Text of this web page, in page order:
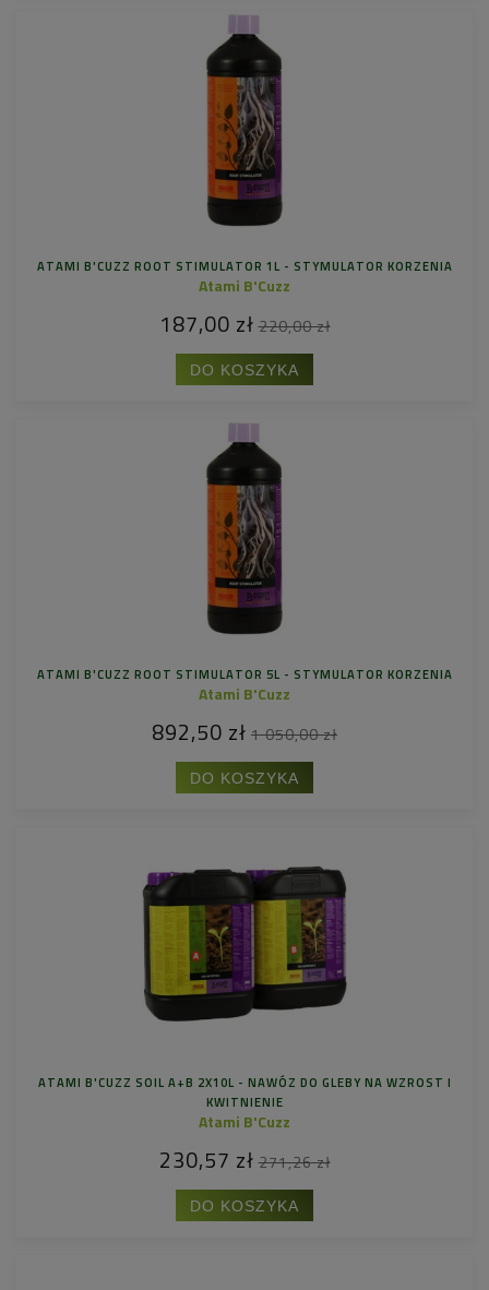
ATAMI B'CUZZ ROOT STIMULATOR 1L - STYMULATOR KORZENIA
Atami B'Cuzz
187,00 zł 220,00 zł
DO KOSZYKA
ATAMI B'CUZZ ROOT STIMULATOR 5L - STYMULATOR KORZENIA
Atami B'Cuzz
892,50 zł 1 050,00 zł
DO KOSZYKA
ATAMI B'CUZZ SOIL A+B 2X10L - NAWÓZ DO GLEBY NA WZROST I
KWITNIENIE
Atami B'Cuzz
230,57 zł 271,26 zł
DO KOSZYKA